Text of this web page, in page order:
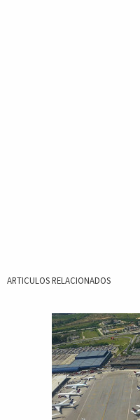
ARTICULOS RELACIONADOS